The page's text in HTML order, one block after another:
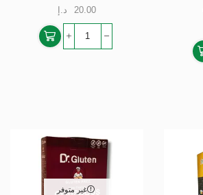
20.00 د.إ
غير متوفر